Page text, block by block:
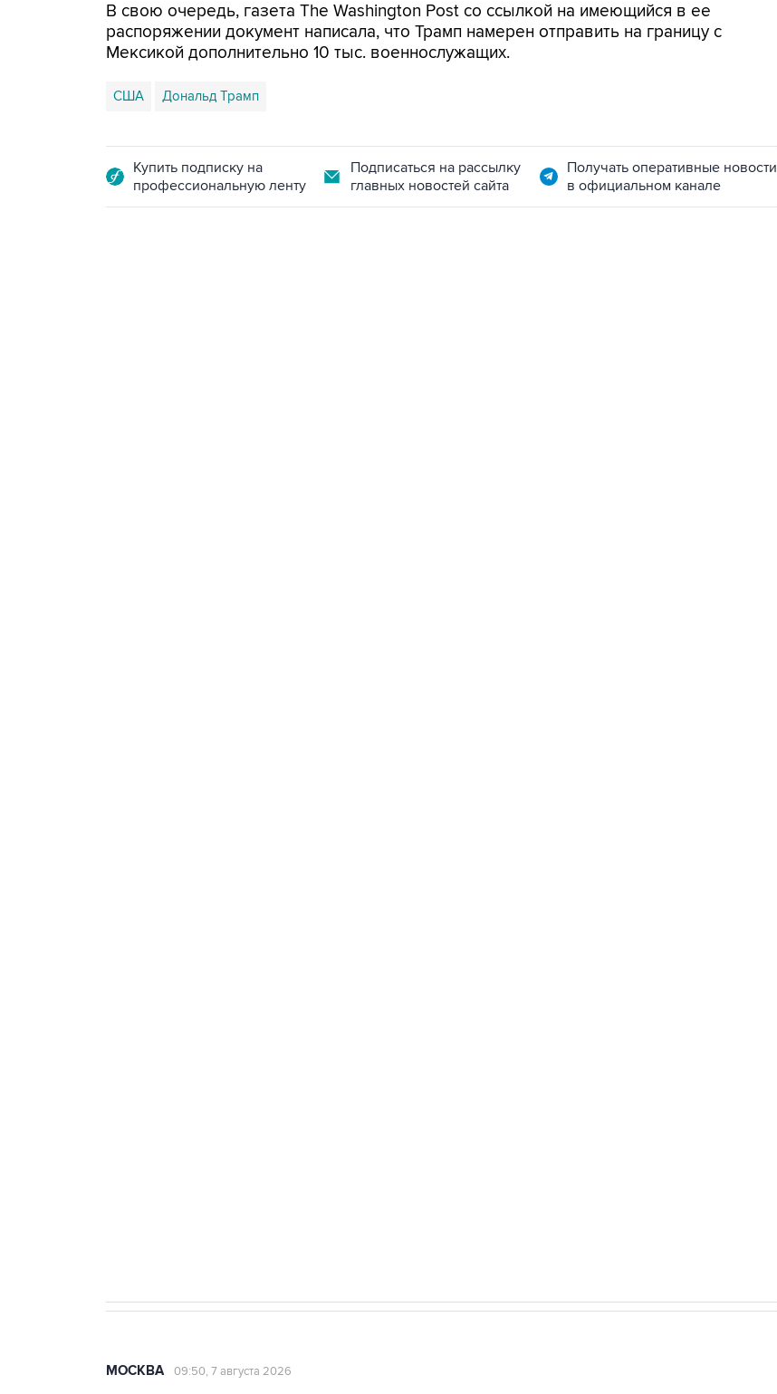
В свою очередь, газета The Washington Post со ссылкой на имеющийся в ее
распоряжении документ написала, что Трамп намерен отправить на границу с
Мексикой дополнительно 10 тыс. военнослужащих.
США Дональд Трамп
Купить подписку на
профессиональную ленту
Подписаться на рассылку
главных новостей сайта
Получать оперативные новости
в официальном канале
МОСКВА 09:50, 7 августа 2026